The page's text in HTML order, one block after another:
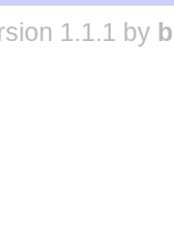
1.1.1 by